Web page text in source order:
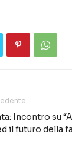
Incontro su
il futuro della